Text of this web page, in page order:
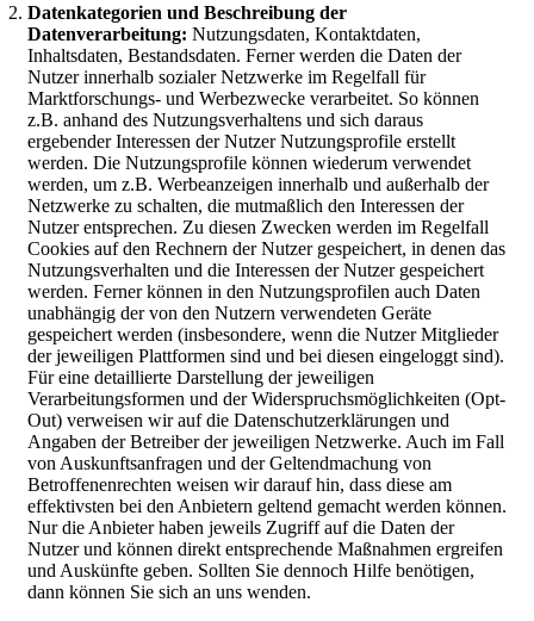
Datenkategorien und Beschreibung der
Datenverarbeitung: Nutzungsdaten, Kontaktdaten,
Inhaltsdaten, Bestandsdaten. Ferner werden die Daten der
Nutzer innerhalb sozialer Netzwerke im Regelfall für
Marktforschungs- und Werbezwecke verarbeitet. So können
z.B. anhand des Nutzungsverhaltens und sich daraus
ergebender Interessen der Nutzer Nutzungsprofile erstellt
werden. Die Nutzungsprofile können wiederum verwendet
werden, um z.B. Werbeanzeigen innerhalb und außerhalb der
Netzwerke zu schalten, die mutmaßlich den Interessen der
Nutzer entsprechen. Zu diesen Zwecken werden im Regelfall
Cookies auf den Rechnern der Nutzer gespeichert, in denen das
Nutzungsverhalten und die Interessen der Nutzer gespeichert
werden. Ferner können in den Nutzungsprofilen auch Daten
unabhängig der von den Nutzern verwendeten Geräte
gespeichert werden (insbesondere, wenn die Nutzer Mitglieder
der jeweiligen Plattformen sind und bei diesen eingeloggt sind).
Für eine detaillierte Darstellung der jeweiligen
Verarbeitungsformen und der Widerspruchsmöglichkeiten (Opt-
Out) verweisen wir auf die Datenschutzerklärungen und
Angaben der Betreiber der jeweiligen Netzwerke. Auch im Fall
von Auskunftsanfragen und der Geltendmachung von
Betroffenenrechten weisen wir darauf hin, dass diese am
effektivsten bei den Anbietern geltend gemacht werden können.
Nur die Anbieter haben jeweils Zugriff auf die Daten der
Nutzer und können direkt entsprechende Maßnahmen ergreifen
und Auskünfte geben. Sollten Sie dennoch Hilfe benötigen,
dann können Sie sich an uns wenden.